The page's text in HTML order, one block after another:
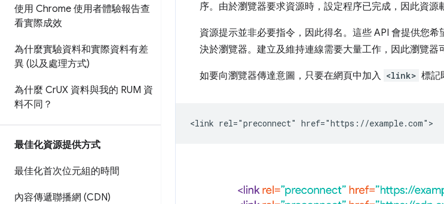
使用 Chrome 使用者體驗報告查
看實際成效
為什麼實驗資料和實際資料有差
異 (以及處理方式)
為什麼 CrUX 資料與我的 RUM 資
料不同？
最佳化資源提供方式
最佳化首次位元組的時間
內容傳遞聯播網 (CDN)
序。由於瀏覽器要求資源時，設定程序已完成，因此資源
資源提示並非必要指令，因此得名。這些 API 會提供您
決於瀏覽器。建立及維持連線需要大量工作，因此瀏覽器
如要向瀏覽器傳達意圖，只要在網頁中加入 <link> 標記